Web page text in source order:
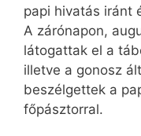
papi hivatás iránt
A zárónapon,
látogattak el a
illetve a gonosz
beszélgettek a
főpásztorral.